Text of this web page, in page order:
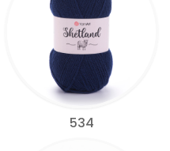
534